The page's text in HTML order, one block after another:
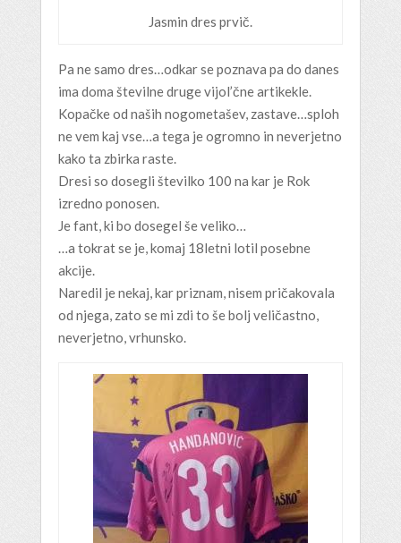
Jasmin dres prvič.
Pa ne samo dres…odkar se poznava pa do danes
ima doma številne druge vijol’čne artikekle.
Kopačke od naših nogometašev, zastave…sploh
ne vem kaj vse…a tega je ogromno in neverjetno
kako ta zbirka raste.
Dresi so dosegli številko 100 na kar je Rok
izredno ponosen.
Je fant, ki bo dosegel še veliko…
…a tokrat se je, komaj 18letni lotil posebne
akcije.
Naredil je nekaj, kar priznam, nisem pričakovala
od njega, zato se mi zdi to še bolj veličastno,
neverjetno, vrhunsko.